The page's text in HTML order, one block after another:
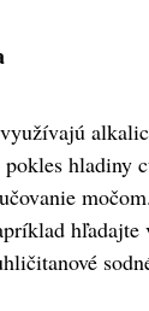
pokles hladiny
hľadajte